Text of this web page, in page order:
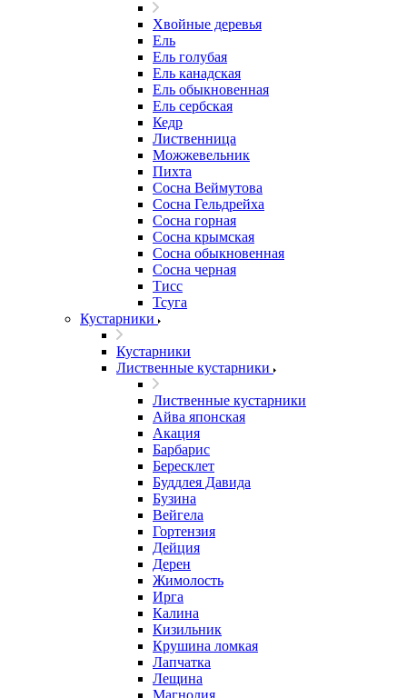
Хвойные деревья
Ель
Ель голубая
Ель канадская
Ель обыкновенная
Ель сербская
Кедр
Лиственница
Можжевельник
Пихта
Сосна Веймутова
Сосна Гельдрейха
Сосна горная
Сосна крымская
Сосна обыкновенная
Сосна черная
Тисс
Тсуга
Кустарники
Кустарники
Лиственные кустарники
Лиственные кустарники
Айва японская
Акация
Барбарис
Бересклет
Буддлея Давида
Бузина
Вейгела
Гортензия
Дейция
Дерен
Жимолость
Ирга
Калина
Кизильник
Крушина ломкая
Лапчатка
Лещина
Магнолия